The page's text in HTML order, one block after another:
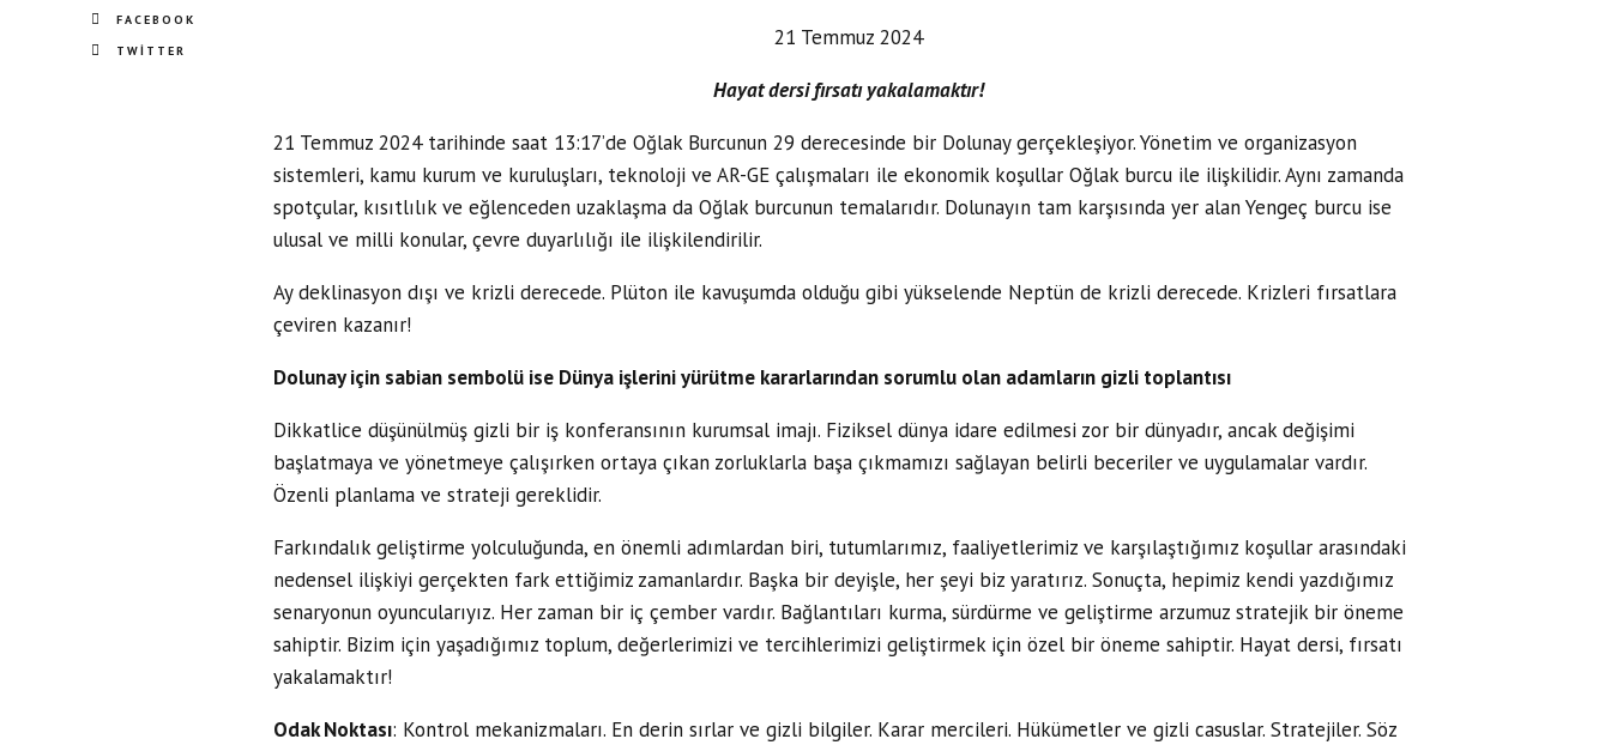
FACEBOOK
TWITTER
21 Temmuz 2024
Hayat dersi fırsatı yakalamaktır!
21 Temmuz 2024 tarihinde saat 13:17’de Oğlak Burcunun 29 derecesinde bir Dolunay gerçekleşiyor. Yönetim ve organizasyon
sistemleri, kamu kurum ve kuruluşları, teknoloji ve AR-GE çalışmaları ile ekonomik koşullar Oğlak burcu ile ilişkilidir. Aynı zamanda
spotçular, kısıtlılık ve eğlenceden uzaklaşma da Oğlak burcunun temalarıdır. Dolunayın tam karşısında yer alan Yengeç burcu ise
ulusal ve milli konular, çevre duyarlılığı ile ilişkilendirilir.
Ay deklinasyon dışı ve krizli derecede. Plüton ile kavuşumda olduğu gibi yükselende Neptün de krizli derecede. Krizleri fırsatlara
çeviren kazanır!
Dolunay için sabian sembolü ise Dünya işlerini yürütme kararlarından sorumlu olan adamların gizli toplantısı
Dikkatlice düşünülmüş gizli bir iş konferansının kurumsal imajı. Fiziksel dünya idare edilmesi zor bir dünyadır, ancak değişimi
başlatmaya ve yönetmeye çalışırken ortaya çıkan zorluklarla başa çıkmamızı sağlayan belirli beceriler ve uygulamalar vardır.
Özenli planlama ve strateji gereklidir.
Farkındalık geliştirme yolculuğunda, en önemli adımlardan biri, tutumlarımız, faaliyetlerimiz ve karşılaştığımız koşullar arasındaki
nedensel ilişkiyi gerçekten fark ettiğimiz zamanlardır. Başka bir deyişle, her şeyi biz yaratırız. Sonuçta, hepimiz kendi yazdığımız
senaryonun oyuncularıyız. Her zaman bir iç çember vardır. Bağlantıları kurma, sürdürme ve geliştirme arzumuz stratejik bir öneme
sahiptir. Bizim için yaşadığımız toplum, değerlerimizi ve tercihlerimizi geliştirmek için özel bir öneme sahiptir. Hayat dersi, fırsatı
yakalamaktır!
Odak Noktası: Kontrol mekanizmaları. En derin sırlar ve gizli bilgiler. Karar mercileri. Hükümetler ve gizli casuslar. Stratejiler. Söz